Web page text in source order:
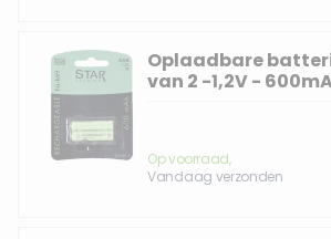
Oplaadbare
van 2 -1,2V -
Op voorraad,
Vandaag verzonden